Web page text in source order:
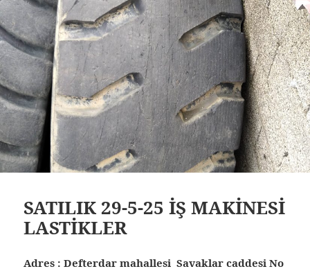
SATILIK 29-5-25 İŞ MAKİNESİ
LASTİKLER
Adres : Defterdar mahallesi Savaklar caddesi No